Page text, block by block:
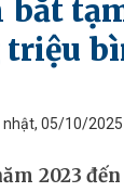
bắt
nhật, 05/10/2025
2023